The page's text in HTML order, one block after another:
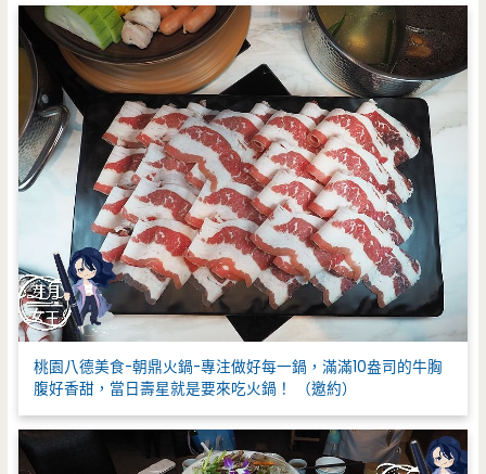
:
桃園八德美食-朝鼎火鍋-專注做好每一鍋，滿滿10盎司的牛胸
腹好香甜，當日壽星就是要來吃火鍋！ （邀約）